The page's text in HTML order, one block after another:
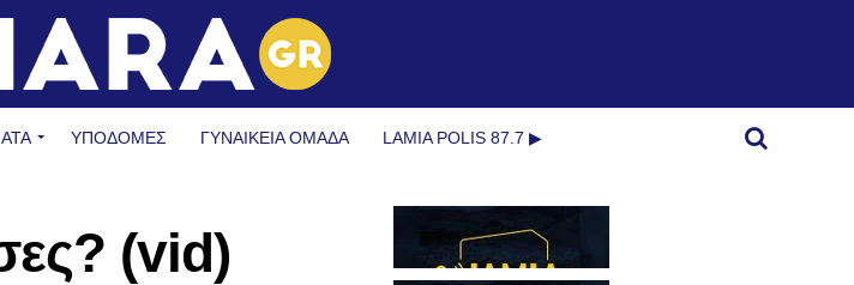
ΥΠΟΔΟΜΈΣ ΓΥΝΑΙΚΕΊΑ ΟΜΆΔΑ LAMIA POLIS 87.7 ▶︎
(vid)